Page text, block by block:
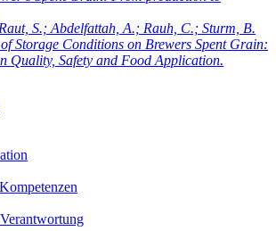
S.; Abdelfattah, A.; Rauh, C.; Sturm, B.
Storage Conditions on Brewers Spent Grain:
Quality, Safety and Food Application.